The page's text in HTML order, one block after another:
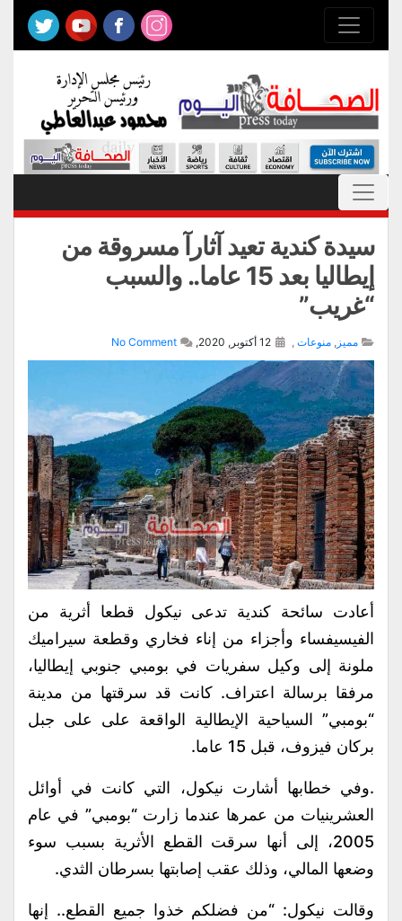
سيدة كندية تعيد آثارآ مسروقة من
إيطاليا بعد 15 عاما.. والسبب
“غريب”
مميز , منوعات ,
No Comment
أعادت سائحة كندية تدعى نيكول قطعا أثرية من
الفيسيفساء وأجزاء من إناء فخاري وقطعة سيراميك
ملونة إلى وكيل سفريات في بومبي جنوبي إيطاليا،
مرفقا برسالة اعتراف. كانت قد سرقتها من مدينة
“بومبي” السياحية الإيطالية الواقعة على على جبل
بركان فيزوف، قبل 15 عاما.
.وفي خطابها أشارت نيكول، التي كانت في أوائل
العشرينيات من عمرها عندما زارت “بومبي” في عام
2005، إلى أنها سرقت القطع الأثرية بسبب سوء
وضعها المالي، وذلك عقب إصابتها بسرطان الثدي.
وقالت نيكول: “من فضلكم خذوا جميع القطع.. إنها